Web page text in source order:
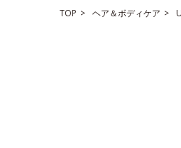
TOP ヘア＆ボディケア